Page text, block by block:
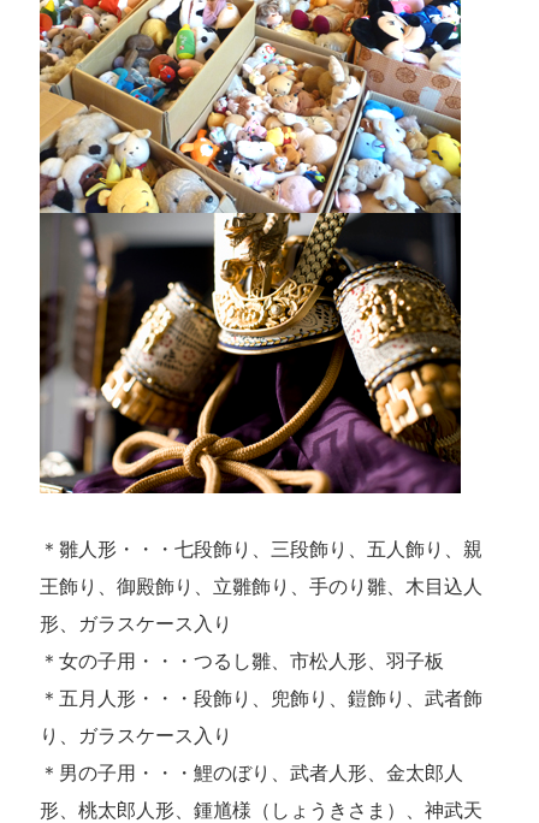
＊雛人形・・・七段飾り、三段飾り、五人飾り、親
王飾り、御殿飾り、立雛飾り、手のり雛、木目込人
形、ガラスケース入り
＊女の子用・・・つるし雛、市松人形、羽子板
＊五月人形・・・段飾り、兜飾り、鎧飾り、武者飾
り、ガラスケース入り
＊男の子用・・・鯉のぼり、武者人形、金太郎人
形、桃太郎人形、鍾馗様（しょうきさま）、神武天